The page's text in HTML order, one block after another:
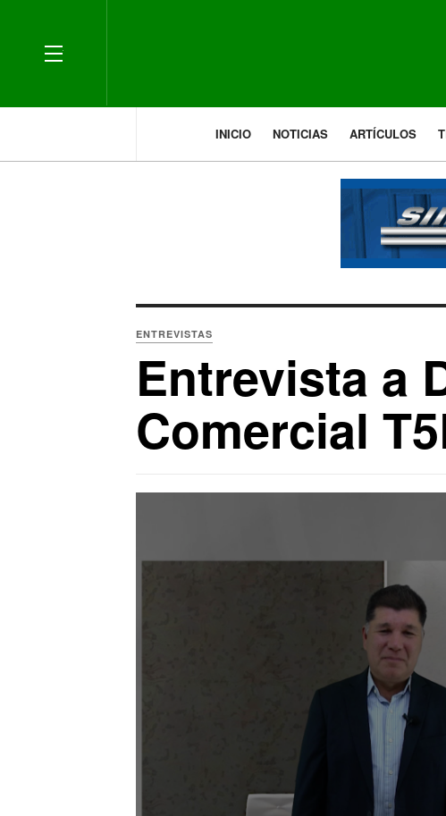
OFF CANVAS
INICIO NOTICIAS ARTÍCULOS
ENTREVISTAS
Entrevista a
Comercial